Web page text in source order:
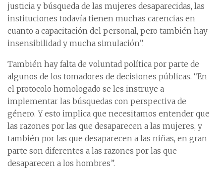
justicia y búsqueda de las mujeres desaparecidas, las
instituciones todavía tienen muchas carencias en
cuanto a capacitación del personal, pero también hay
insensibilidad y mucha simulación”.
También hay falta de voluntad política por parte de
algunos de los tomadores de decisiones públicas. “En
el protocolo homologado se les instruye a
implementar las búsquedas con perspectiva de
género. Y esto implica que necesitamos entender que
las razones por las que desaparecen a las mujeres, y
también por las que desaparecen a las niñas, en gran
parte son diferentes a las razones por las que
desaparecen a los hombres”.